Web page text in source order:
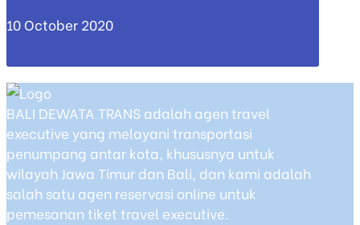
10 October 2020
BALI DEWATA TRANS adalah agen travel
executive yang melayani transportasi
penumpang antar kota, khususnya untuk
wilayah Jawa Timur dan Bali, dan kami adalah
salah satu agen reservasi online untuk
pemesanan tiket travel executive.